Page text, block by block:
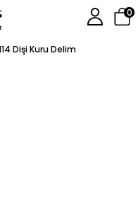
0
Dişi Kuru Delim